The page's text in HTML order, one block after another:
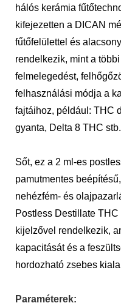
hálós kerámia
kifejezetten a DICAN
fűtőfelülettel és
rendelkezik, mint a
felmelegedést,
felhasználási módja a
fajtáihoz, például: THC
gyanta, Delta 8 THC stb.
Sőt, ez a 2 ml-es
pamutmentes
nehézfém- és
Postless Destillate
kijelzővel rendelkezik,
kapacitását és a
hordozható zsebes
Paraméterek: